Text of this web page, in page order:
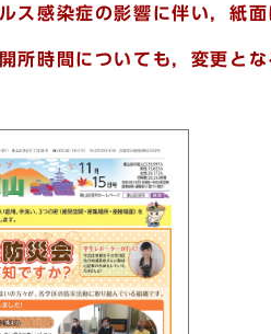
ス感染症の影響に伴い，紙
所時間についても，変更と